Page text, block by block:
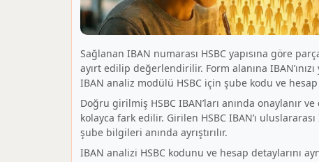
Sağlanan IBAN numarası HSBC yapısına göre
ayırt edilip değerlendirilir. Form alanına
IBAN analiz modülü HSBC için şube kodu ve
Doğru girilmiş HSBC IBAN’ları anında onaylanır
kolayca fark edilir. Girilen HSBC IBAN’ı
şube bilgileri anında ayrıştırılır.
IBAN analizi HSBC kodunu ve hesap detaylarını